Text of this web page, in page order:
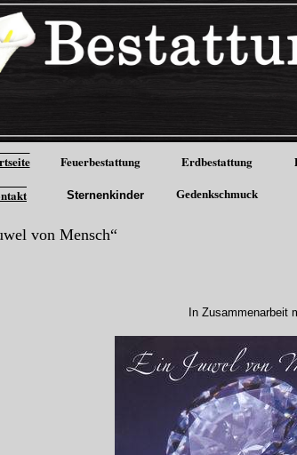
Feuerbestattung Erdbestattung
Sternenkinder Gedenkschmuck
von Mensch“
In Zusammenarbeit